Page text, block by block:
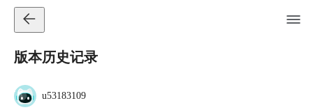
版本历史记录
u53183109